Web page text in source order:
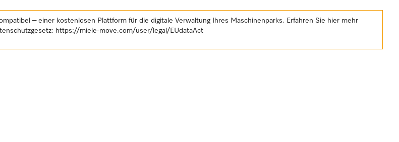
– einer kostenlosen Plattform für die digitale Verwaltung Ihres Maschinenparks. Erfahren Sie hier mehr
https://miele-move.com/user/legal/EUdataAct